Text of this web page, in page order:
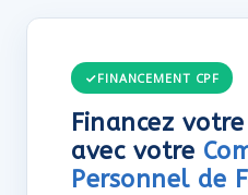
FINANCEMENT CPF
Financez
avec votre
Personnel de